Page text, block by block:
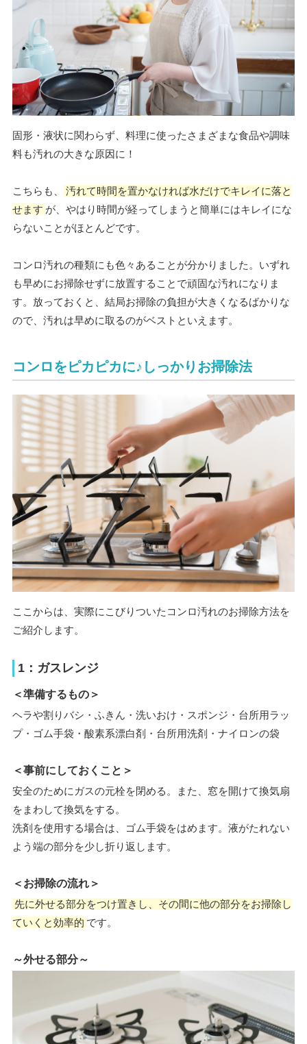
固形・液状に関わらず、料理に使ったさまざまな食品や調味
料も汚れの大きな原因に！
こちらも、
汚れて時間を置かなければ水だけでキレイに落と
せます が、やはり時間が経ってしまうと簡単にはキレイにな
らないことがほとんどです。
コンロ汚れの種類にも色々あることが分かりました。いずれ
も早めにお掃除せずに放置することで頑固な汚れになりま
す。放っておくと、結局お掃除の負担が大きくなるばかりな
ので、汚れは早めに取るのがベストといえます。
コンロをピカピカに♪しっかりお掃除法
ここからは、実際にこびりついたコンロ汚れのお掃除方法を
ご紹介します。
1：ガスレンジ
＜準備するもの＞
ヘラや割りバシ・ふきん・洗いおけ・スポンジ・台所用ラッ
プ・ゴム手袋・酸素系漂白剤・台所用洗剤・ナイロンの袋
＜事前にしておくこと＞
安全のためにガスの元栓を閉める。また、窓を開けて換気扇
をまわして換気をする。
洗剤を使用する場合は、ゴム手袋をはめます。液がたれない
よう端の部分を少し折り返します。
＜お掃除の流れ＞
先に外せる部分をつけ置きし、その間に他の部分をお掃除し
ていくと効率的 です。
～外せる部分～